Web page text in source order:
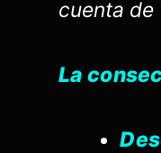
cuenta de
La